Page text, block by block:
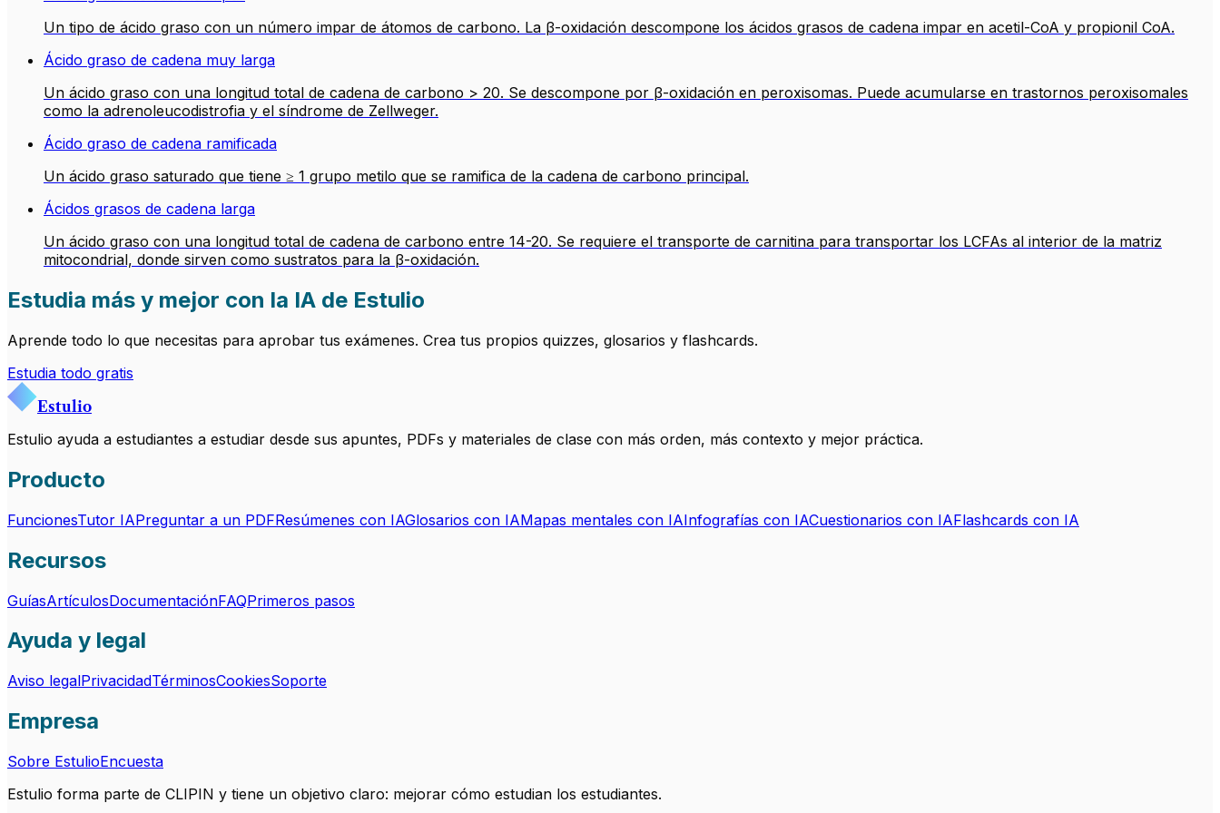
Un tipo de ácido graso con un número impar de átomos de carbono. La β-oxidación descompone los ácidos grasos de cadena impar en acetil-CoA y propionil CoA.
Ácido graso de cadena muy larga
Un ácido graso con una longitud total de cadena de carbono > 20. Se descompone por β-oxidación en peroxisomas. Puede acumularse en trastornos peroxisomales
como la adrenoleucodistrofia y el síndrome de Zellweger.
Ácido graso de cadena ramificada
Un ácido graso saturado que tiene ≥ 1 grupo metilo que se ramifica de la cadena de carbono principal.
Ácidos grasos de cadena larga
Un ácido graso con una longitud total de cadena de carbono entre 14-20. Se requiere el transporte de carnitina para transportar los LCFAs al interior de la matriz
mitocondrial, donde sirven como sustratos para la β-oxidación.
Estudia más y mejor con la IA de Estulio
Aprende todo lo que necesitas para aprobar tus exámenes. Crea tus propios quizzes, glosarios y flashcards.
Estudia todo gratis
Estulio
Estulio ayuda a estudiantes a estudiar desde sus apuntes, PDFs y materiales de clase con más orden, más contexto y mejor práctica.
Producto
FuncionesTutor IAPreguntar a un PDFResúmenes con IAGlosarios con IAMapas mentales con IAInfografías con IACuestionarios con IAFlashcards con IA
Recursos
GuíasArtículosDocumentaciónFAQPrimeros pasos
Ayuda y legal
Aviso legalPrivacidadTérminosCookiesSoporte
Empresa
Sobre EstulioEncuesta
Estulio forma parte de CLIPIN y tiene un objetivo claro: mejorar cómo estudian los estudiantes.